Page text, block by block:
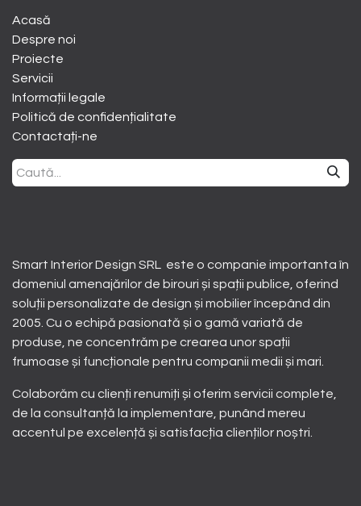
Acasă
Despre noi
​Proiecte
Servicii
Informații legale
Politică de confidențialitate
Contactați-ne
Smart Interior Design SRL este o companie importanta în
domeniul amenajărilor de birouri și spații publice, oferind
soluții personalizate de design și mobilier începând din
2005. Cu o echipă pasionată și o gamă variată de
produse, ne concentrăm pe crearea unor spații
frumoase și funcționale pentru companii medii și mari.
Colaborăm cu clienți renumiți și oferim servicii complete,
de la consultanță la implementare, punând mereu
accentul pe excelență și satisfacția clienților noștri.